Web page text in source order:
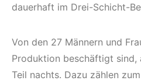
dauerhaft im Drei-Schicht-
Von den 27 Männern und
Produktion beschäftigt sind,
Teil nachts. Dazu zählen